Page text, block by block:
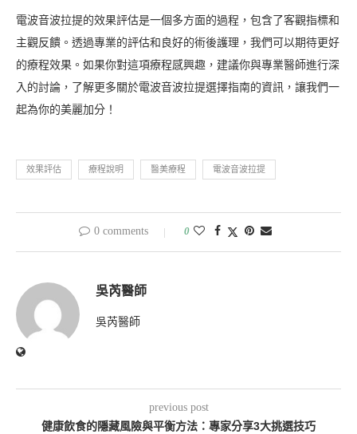
電波音波拉提的效果評估是一個多方面的過程，包含了客觀指標和
主觀反饋。透過專業的評估和良好的術後護理，我們可以期待更好
的療程效果。如果你對這項療程感興趣，建議你與專業醫師進行深
入的討論，了解更多關於電波音波拉提選擇指南的資訊，讓我們一
起為你的美麗加分！
效果評估 療程說明 醫美療程 電波音波拉提
0 comments 0
吳芮醫師
吳芮醫師
previous post
健康飲食的隱藏風險與平衡方法：專家分享3大挑選技巧